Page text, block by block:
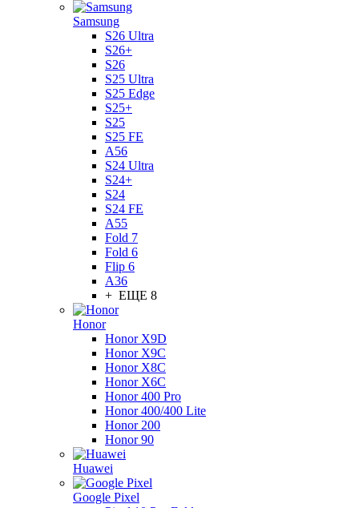
Samsung
S26 Ultra
S26+
S26
S25 Ultra
S25 Edge
S25+
S25
S25 FE
A56
S24 Ultra
S24+
S24
S24 FE
A55
Fold 7
Fold 6
Flip 6
A36
+ ЕЩЕ 8
Honor
Honor X9D
Honor X9C
Honor X8C
Honor X6C
Honor 400 Pro
Honor 400/400 Lite
Honor 200
Honor 90
Huawei
Google Pixel